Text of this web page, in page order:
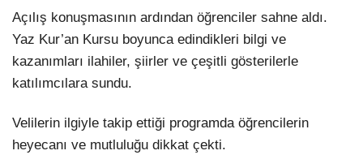
Açılış konuşmasının ardından öğrenciler sahne aldı.
Yaz Kur’an Kursu boyunca edindikleri bilgi ve
kazanımları ilahiler, şiirler ve çeşitli gösterilerle
katılımcılara sundu.
Velilerin ilgiyle takip ettiği programda öğrencilerin
heyecanı ve mutluluğu dikkat çekti.